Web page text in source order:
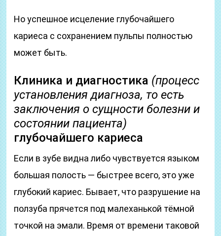
Но успешное исцеление глубочайшего
кариеса с сохранением пульпы полностью
может быть.
Клиника и диагностика (процесс
установления диагноза, то есть
заключения о сущности болезни и
состоянии пациента)
глубочайшего кариеса
Если в зубе видна либо чувствуется языком
большая полость — быстрее всего, это уже
глубокий кариес. Бывает, что разрушение на
ползуба прячется под малеханькой тёмной
точкой на эмали. Время от времени таковой